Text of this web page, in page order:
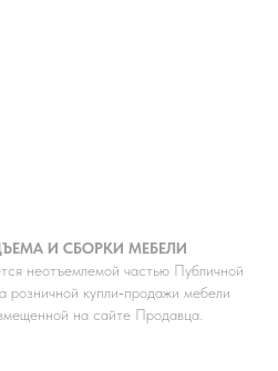
И СБОРКИ МЕБЕЛИ
неотъемлемой частью Публичной
розничной купли‑продажи мебели
на сайте Продавца.